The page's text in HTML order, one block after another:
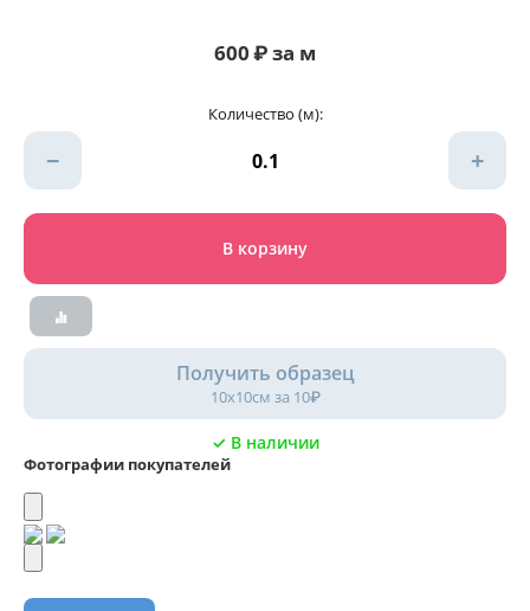
600₽за м
Количество (м):
− +
В корзину
Получить образец
10х10см за 10₽
✓ В наличии
Фотографии покупателей